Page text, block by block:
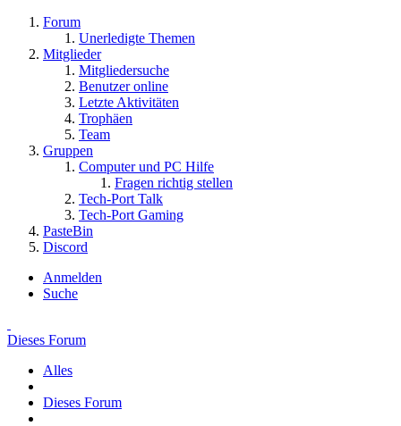
Forum
Unerledigte Themen
Mitglieder
Mitgliedersuche
Benutzer online
Letzte Aktivitäten
Trophäen
Team
Gruppen
Computer und PC Hilfe
Fragen richtig stellen
Tech-Port Talk
Tech-Port Gaming
PasteBin
Discord
Anmelden
Suche
Dieses Forum
Alles
Dieses Forum